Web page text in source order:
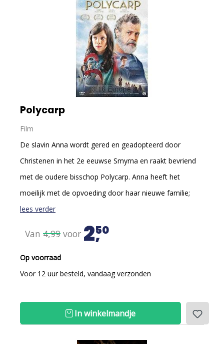
Polycarp
Film
De slavin Anna wordt gered en geadopteerd door
Christenen in het 2e eeuwse Smyrna en raakt bevriend
met de oudere bisschop Polycarp. Anna heeft het
moeilijk met de opvoeding door haar nieuwe familie;
lees verder
Van 4,99 voor 250
Op voorraad
Voor 12 uur besteld, vandaag verzonden
In winkelmandje